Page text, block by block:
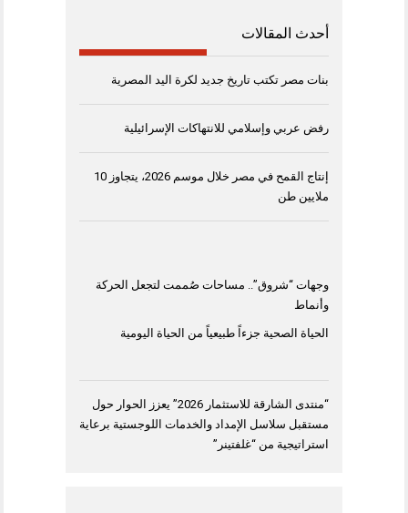
أحدث المقالات
بنات مصر تكتب تاريخ جديد لكرة اليد المصرية
رفض عربي وإسلامي للانتهاكات الإسرائيلية
إنتاج القمح في مصر خلال موسم 2026، يتجاوز 10
ملايين طن
وجهات “شروق”.. مساحات صُممت لتجعل الحركة
وأنماط
الحياة الصحية جزءاً طبيعياً من الحياة اليومية
“منتدى الشارقة للاستثمار 2026” يعزز الحوار حول
مستقبل سلاسل الإمداد والخدمات اللوجستية برعاية
استراتيجية من “غلفتينر”